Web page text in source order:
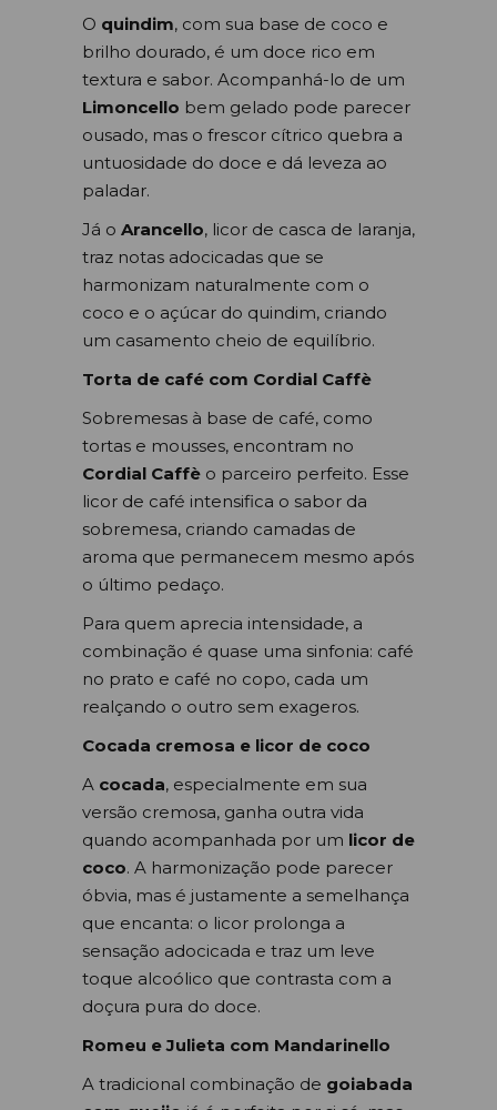
O quindim, com sua base de coco e
brilho dourado, é um doce rico em
textura e sabor. Acompanhá-lo de um
Limoncello bem gelado pode parecer
ousado, mas o frescor cítrico quebra a
untuosidade do doce e dá leveza ao
paladar.
Já o Arancello, licor de casca de laranja,
traz notas adocicadas que se
harmonizam naturalmente com o
coco e o açúcar do quindim, criando
um casamento cheio de equilíbrio.
Torta de café com Cordial Caffè
Sobremesas à base de café, como
tortas e mousses, encontram no
Cordial Caffè o parceiro perfeito. Esse
licor de café intensifica o sabor da
sobremesa, criando camadas de
aroma que permanecem mesmo após
o último pedaço.
Para quem aprecia intensidade, a
combinação é quase uma sinfonia: café
no prato e café no copo, cada um
realçando o outro sem exageros.
Cocada cremosa e licor de coco
A cocada, especialmente em sua
versão cremosa, ganha outra vida
quando acompanhada por um licor de
coco. A harmonização pode parecer
óbvia, mas é justamente a semelhança
que encanta: o licor prolonga a
sensação adocicada e traz um leve
toque alcoólico que contrasta com a
doçura pura do doce.
Romeu e Julieta com Mandarinello
A tradicional combinação de goiabada